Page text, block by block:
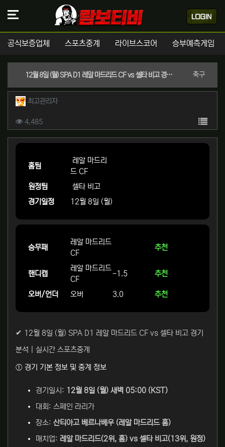
공식보증업체 스포츠중계 라이브스코어 승부예측게임
12월 8일 (월) SPA D1 레알 마드리드 CF vs 셀타 비고 경기분석 | 실시간 스포츠중계 축구분류
작성자 정보
최고관리자작성
컨텐츠 정보
4,485조회 목록
본문
홈팀
레알 마드리
드 CF
원정팀
셀타 비고
경기일정
12월 8일 (월)
승무패
레알 마드리드
CF
추천
핸디캡
레알 마드리드
CF
-1.5 추천
오버/언더 오버 3.0 추천
✔ 12월 8일 (월) SPA D1 레알 마드리드 CF vs 셀타 비고 경기
분석 | 실시간 스포츠중계
① 경기 기본 정보 및 중계 정보
경기일시: 12월 8일 (월) 새벽 05:00 (KST)
대회: 스페인 라리가
장소: 산티아고 베르나베우 (레알 마드리드 홈)
매치업: 레알 마드리드(2위, 홈) vs 셀타 비고(13위, 원정)